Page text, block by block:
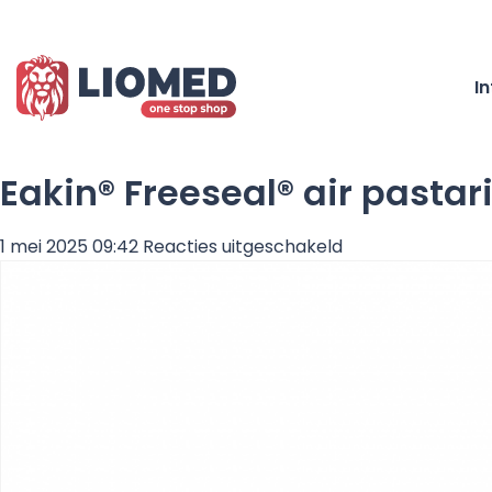
Eakin® Freeseal® air
1 mei 2025 09:42 Reacties uitgeschakeldvoor